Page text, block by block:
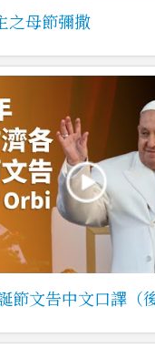
之母節彌撒
節文告中文口譯（